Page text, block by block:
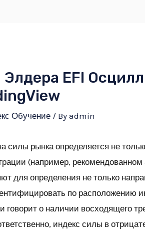
EFI
Обучение / Byadmin
силы рынка определяется не
(например, рекомендованном
для определения не только
по расположению
говорит о наличии восходящего
индекс силы в